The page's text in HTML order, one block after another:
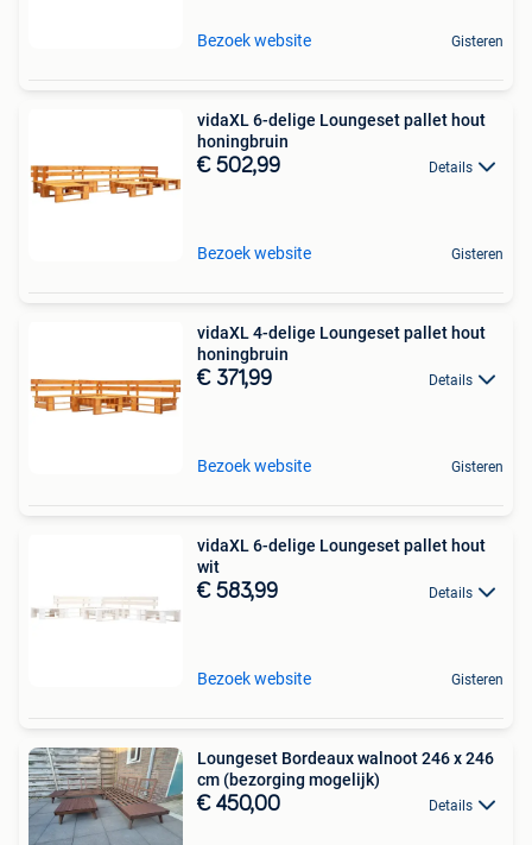
Bezoek website Gisteren
vidaXL 6-delige Loungeset pallet hout
honingbruin
€ 502,99 Details
Bezoek website Gisteren
vidaXL 4-delige Loungeset pallet hout
honingbruin
€ 371,99 Details
Bezoek website Gisteren
vidaXL 6-delige Loungeset pallet hout
wit
€ 583,99 Details
Bezoek website Gisteren
Loungeset Bordeaux walnoot 246 x 246
cm (bezorging mogelijk)
€ 450,00 Details